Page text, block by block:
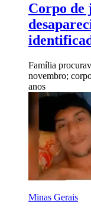
Corpo de
Família
novembro;
anos
Minas Gerais